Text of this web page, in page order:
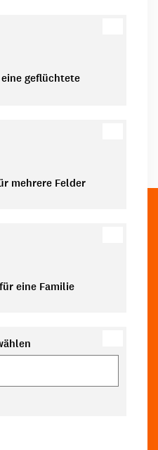
geflüchtete
mehrere Felder
eine Familie